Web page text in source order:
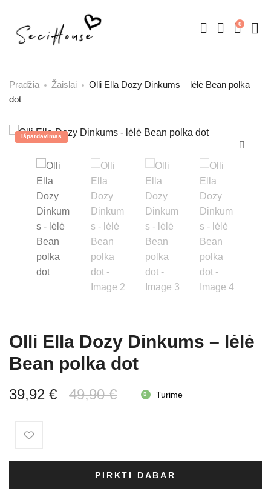
0
Pradžia Žaislai
Olli Ella Dozy Dinkums – lėlė Bean polka
dot
Išpardavimas
Olli Ella Dozy Dinkums – lėlė
Bean polka dot
49,90€Original
49,90 €.
39,92 €
Current
39,92 €.
Turime
PIRKTI DABAR